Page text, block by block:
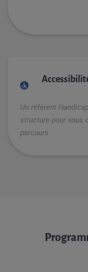
Un référent
structure pour vous
parcours